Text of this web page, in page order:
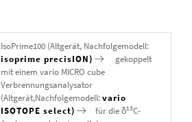
IsoPrime100 (Altgerät, Nachfolgemodell:
isoprime precisION)
gekoppelt
mit einem vario MICRO cube
Verbrennungsanalysator
(Altgerät,Nachfolgemodell:vario
ISOTOPE select)
für die δ13C-